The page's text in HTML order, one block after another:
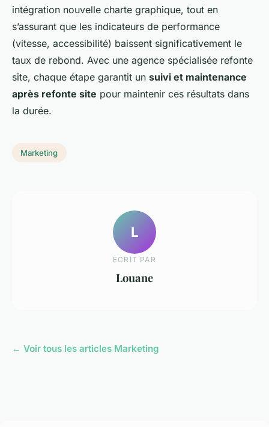
intégration nouvelle charte graphique, tout en
s’assurant que les indicateurs de performance
(vitesse, accessibilité) baissent significativement le
taux de rebond. Avec une agence spécialisée refonte
site, chaque étape garantit un suivi et maintenance
après refonte site pour maintenir ces résultats dans
la durée.
Marketing
L
ECRIT PAR
Louane
← Voir tous les articles Marketing